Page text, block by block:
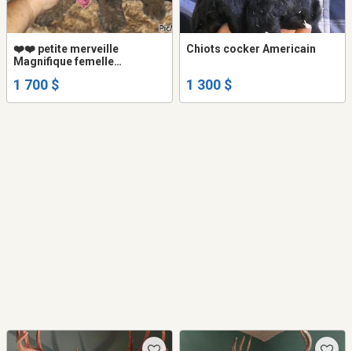
❤️❤️ petite merveille
Magnifique femelle
EXOTIC COLOR
1 700 $
Chiots cocker Americain
1 300 $